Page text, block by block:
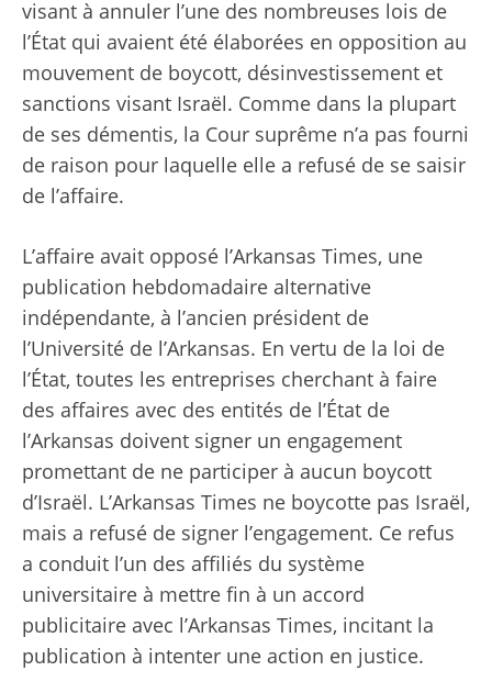
visant à annuler l’une des nombreuses lois de
l’État qui avaient été élaborées en opposition au
mouvement de boycott, désinvestissement et
sanctions visant Israël. Comme dans la plupart
de ses démentis, la Cour suprême n’a pas fourni
de raison pour laquelle elle a refusé de se saisir
de l’affaire.
L’affaire avait opposé l’Arkansas Times, une
publication hebdomadaire alternative
indépendante, à l’ancien président de
l’Université de l’Arkansas. En vertu de la loi de
l’État, toutes les entreprises cherchant à faire
des affaires avec des entités de l’État de
l’Arkansas doivent signer un engagement
promettant de ne participer à aucun boycott
d’Israël. L’Arkansas Times ne boycotte pas Israël,
mais a refusé de signer l’engagement. Ce refus
a conduit l’un des affiliés du système
universitaire à mettre fin à un accord
publicitaire avec l’Arkansas Times, incitant la
publication à intenter une action en justice.